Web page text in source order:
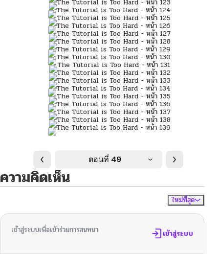
ตอนที่ 49
ความคิดเห็น
ใหม่ที่สุด
เข้าสู่ระบบเพื่อเข้าร่วมการสนทนา เข้าสู่ระบบ